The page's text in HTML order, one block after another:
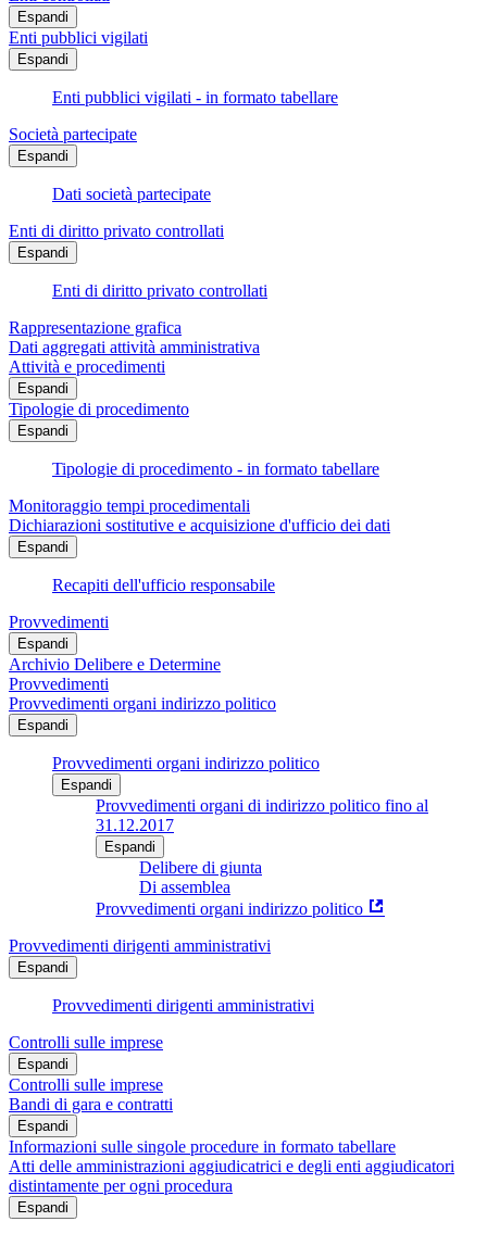
Espandi
Enti pubblici vigilati
Espandi
Enti pubblici vigilati - in formato tabellare
Società partecipate
Espandi
Dati società partecipate
Enti di diritto privato controllati
Espandi
Enti di diritto privato controllati
Rappresentazione grafica
Dati aggregati attività amministrativa
Attività e procedimenti
Espandi
Tipologie di procedimento
Espandi
Tipologie di procedimento - in formato tabellare
Monitoraggio tempi procedimentali
Dichiarazioni sostitutive e acquisizione d'ufficio dei dati
Espandi
Recapiti dell'ufficio responsabile
Provvedimenti
Espandi
Archivio Delibere e Determine
Provvedimenti
Provvedimenti organi indirizzo politico
Espandi
Provvedimenti organi indirizzo politico
Espandi
Provvedimenti organi di indirizzo politico fino al
31.12.2017
Espandi
Delibere di giunta
Di assemblea
Provvedimenti organi indirizzo politico
Provvedimenti dirigenti amministrativi
Espandi
Provvedimenti dirigenti amministrativi
Controlli sulle imprese
Espandi
Controlli sulle imprese
Bandi di gara e contratti
Espandi
Informazioni sulle singole procedure in formato tabellare
Atti delle amministrazioni aggiudicatrici e degli enti aggiudicatori
distintamente per ogni procedura
Espandi